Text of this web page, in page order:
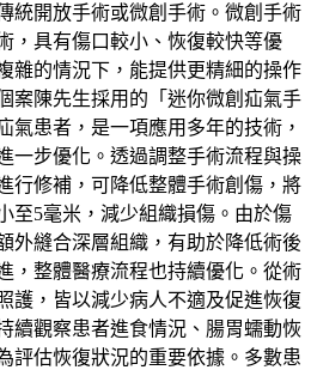
統開放手術或微創手術。微創手術
，具有傷口較小、恢復較快等優
雜的情況下，能提供更精細的操作
案陳先生採用的「迷你微創疝氣手
氣患者，是一項應用多年的技術，
一步優化。透過調整手術流程與操
行修補，可降低整體手術創傷，將
至5毫米，減少組織損傷。由於傷
外縫合深層組織，有助於降低術後
，整體醫療流程也持續優化。從術
護，皆以減少病人不適及促進恢復
續觀察患者進食情況、腸胃蠕動恢
評估恢復狀況的重要依據。多數患